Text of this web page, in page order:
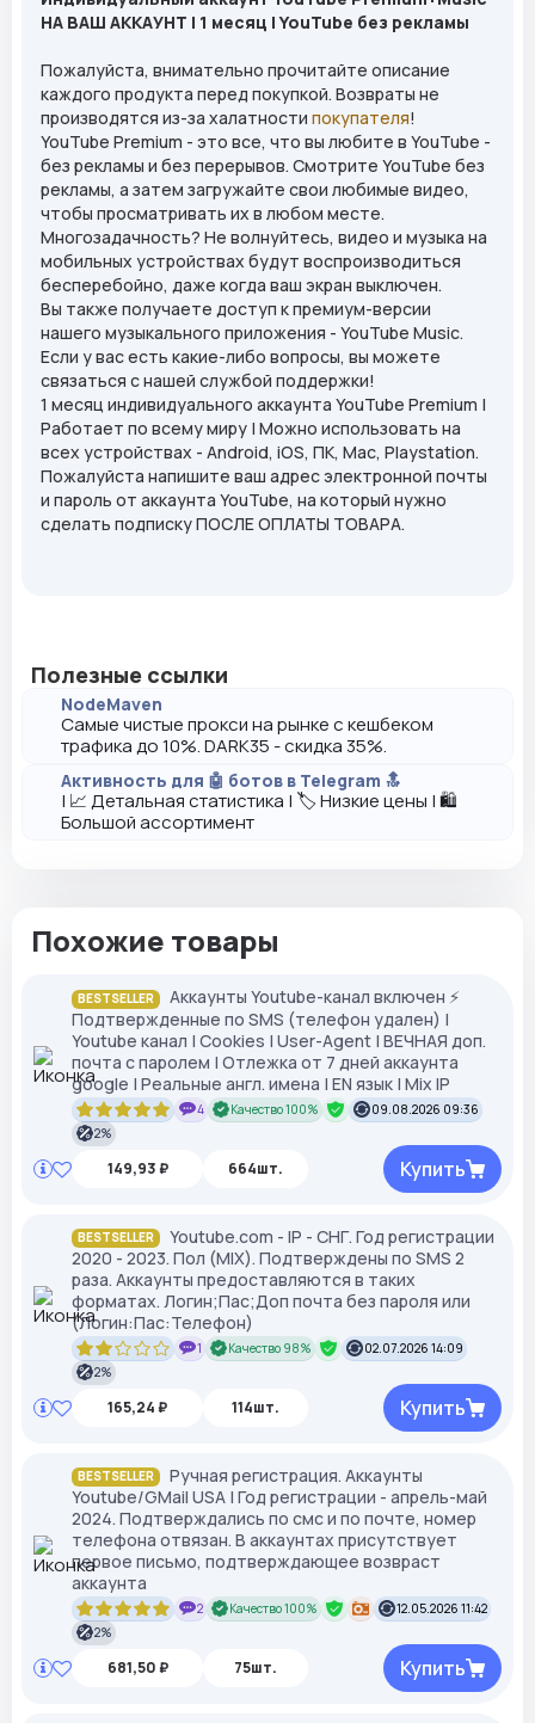
НА ВАШ АККАУНТ | 1 месяц | YouTube без рекламы
Пожалуйста, внимательно прочитайте описание
каждого продукта перед покупкой. Возвраты не
производятся из-за халатности покупателя!
YouTube Premium - это все, что вы любите в YouTube -
без рекламы и без перерывов. Смотрите YouTube без
рекламы, а затем загружайте свои любимые видео,
чтобы просматривать их в любом месте.
Многозадачность? Не волнуйтесь, видео и музыка на
мобильных устройствах будут воспроизводиться
бесперебойно, даже когда ваш экран выключен.
Вы также получаете доступ к премиум-версии
нашего музыкального приложения - YouTube Music.
Если у вас есть какие-либо вопросы, вы можете
связаться с нашей службой поддержки!
1 месяц индивидуального аккаунта YouTube Premium |
Работает по всему миру | Можно использовать на
всех устройствах - Android, iOS, ПК, Mac, Playstation.
Пожалуйста напишите ваш адрес электронной почты
и пароль от аккаунта YouTube, на который нужно
сделать подписку ПОСЛЕ ОПЛАТЫ ТОВАРА.
Полезные ссылки
NodeMaven
Самые чистые прокси на рынке с кешбеком
трафика до 10%. DARK35 - скидка 35%.
Активность для 🤖 ботов в Telegram 🔝
| 📈 Детальная статистика | 🏷️ Низкие цены | 🛍️
Большой ассортимент
Похожие товары
BESTSELLER
Аккаунты Youtube-канал включен ⚡️
Подтвержденные по SMS (телефон удален) |
Youtube канал | Cookies | User-Agent | ВЕЧНАЯ доп.
почта с паролем | Отлежка от 7 дней аккаунта
google | Реальные англ. имена | EN язык | Mix IP
4 Качество 100%
09.08.2026 09:36
2%
149,93 ₽ 664шт. Купить
BESTSELLER
Youtube.com - IP - СНГ. Год регистрации
2020 - 2023. Пол (MIX). Подтверждены по SMS 2
раза. Аккаунты предоставляются в таких
форматах. Логин;Пас;Доп почта без пароля или
(Логин:Пас:Телефон)
1 Качество 98%
02.07.2026 14:09
2%
165,24 ₽ 114шт. Купить
BESTSELLER
Ручная регистрация. Аккаунты
Youtube/GMail USA | Год регистрации - апрель-май
2024. Подтверждались по смс и по почте, номер
телефона отвязан. В аккаунтах присутствует
первое письмо, подтверждающее возвраст
аккаунта
2 Качество 100%
12.05.2026 11:42
2%
681,50 ₽ 75шт. Купить